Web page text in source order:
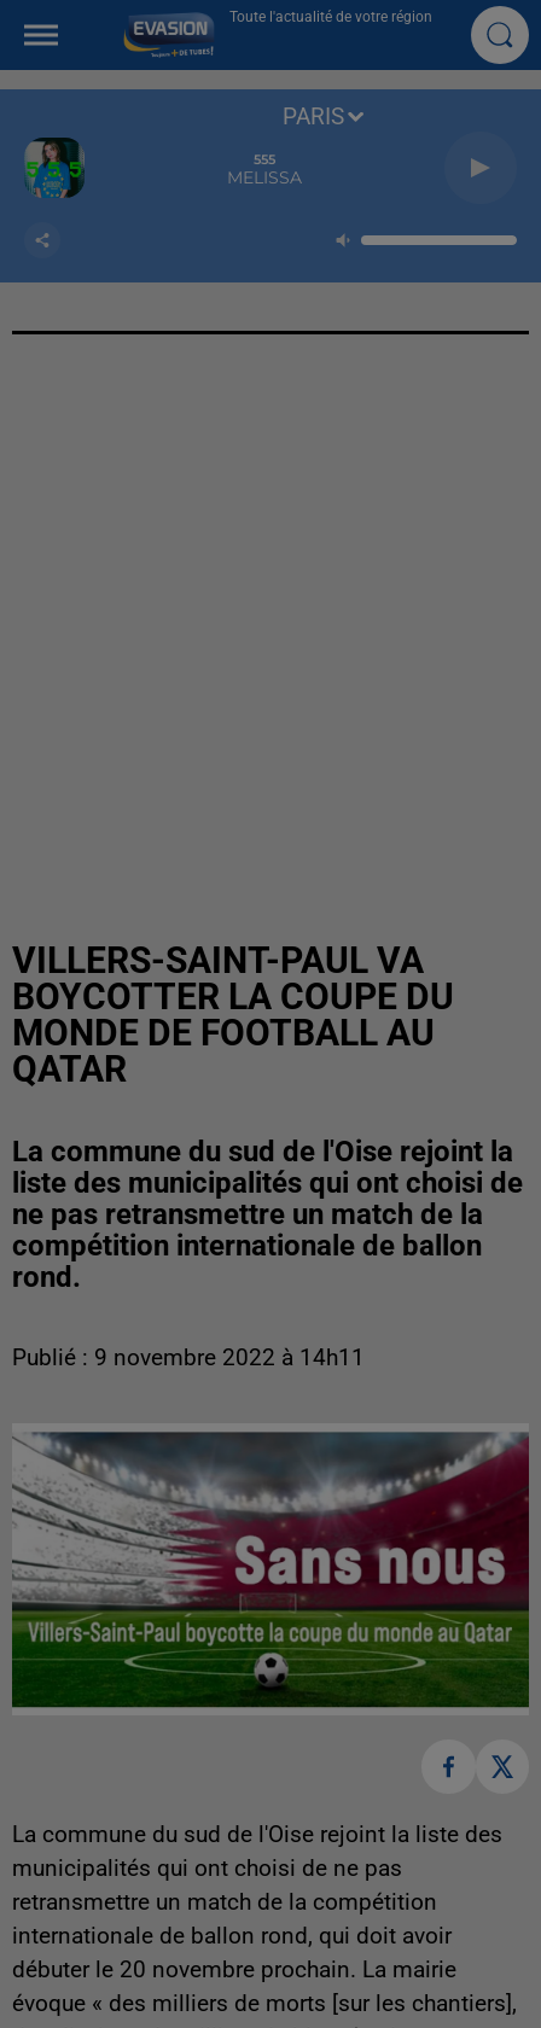
Toute l'actualité de votre région
555
MELISSA
PARIS
VILLERS-SAINT-PAUL VA
BOYCOTTER LA COUPE DU
MONDE DE FOOTBALL AU
QATAR
La commune du sud de l'Oise rejoint la
liste des municipalités qui ont choisi de
ne pas retransmettre un match de la
compétition internationale de ballon
rond.
Publié : 9 novembre 2022 à 14h11
La commune du sud de l'Oise rejoint la liste des
municipalités qui ont choisi de ne pas
retransmettre un match de la compétition
internationale de ballon rond, qui doit avoir
débuter le 20 novembre prochain. La mairie
évoque « des milliers de morts [sur les chantiers],